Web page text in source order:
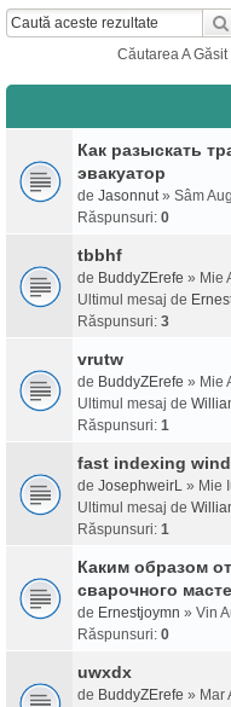
Căutarea A
Как разыскать
эвакуатор
de Jasonnut» Sâm
Răspunsuri: 0
tbbhf
de BuddyZErefe » Mie
Ultimul mesaj de
Răspunsuri: 3
vrutw
de BuddyZErefe » Mie
Ultimul mesaj de
Răspunsuri: 1
fast indexing
de JosephweirL » Mie
Ultimul mesaj de
Răspunsuri: 1
Каким образом
сварочного
de Ernestjoymn » Vin
Răspunsuri: 0
uwxdx
de BuddyZErefe » Mar